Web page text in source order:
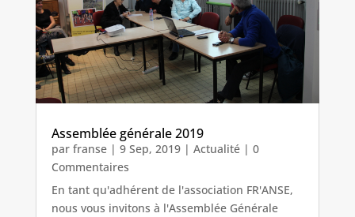
Assemblée générale 2019
par franse| 9 Sep, 2019| Actualité| 0
Commentaires
En tant qu'adhérent de l'association FR'ANSE,
nous vous invitons à l'Assemblée Générale